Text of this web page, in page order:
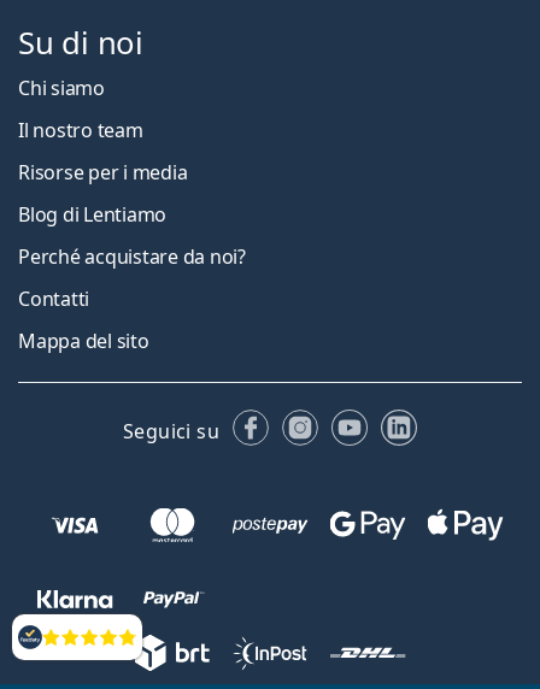
Valutazione
Su di noi
Chi siamo
Il nostro team
Risorse per i media
Blog di Lentiamo
Perché acquistare da noi?
Contatti
Mappa del sito
Seguici su FacebookInstagram
YouTubeLinkedIn